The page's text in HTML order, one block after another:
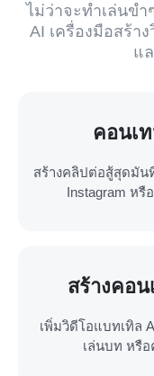
ไม่ว่าจะทำเล่นข
AI เครื่องมือสร้า
แ
คอนเ
สร้างคลิปต่อสู้สุดมัน
Instagram หรื
สร้างคอ
เพิ่มวิดีโอแบทเทิล
เล่นบท หรือ